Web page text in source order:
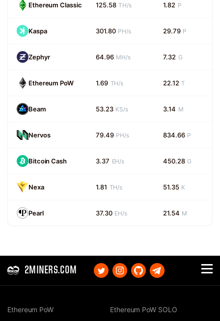
Ethereum Classic 125.58 TH/s 1.82 P
Kaspa 301.80 PH/s 29.79 P
Zephyr 64.96 MH/s 7.32 G
Ethereum PoW 1.69 TH/s 22.12 T
Beam 53.23 KS/s 3.14 M
Nervos 79.49 PH/s 834.66 P
Bitcoin Cash 3.37 EH/s 450.28 G
Nexa 1.81 TH/s 51.35 K
Pearl 37.30 EH/s 21.54 M
2MINERS.COM
Ethereum PoW Ethereum PoW SOLO